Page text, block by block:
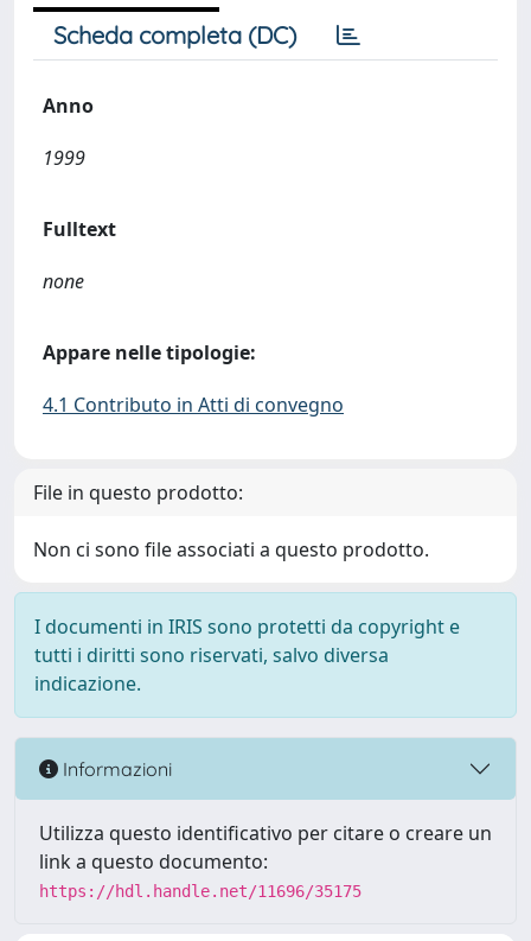
Scheda completa (DC)
Anno
1999
Fulltext
none
Appare nelle tipologie:
4.1 Contributo in Atti di convegno
File in questo prodotto:
Non ci sono file associati a questo prodotto.
I documenti in IRIS sono protetti da copyright e
tutti i diritti sono riservati, salvo diversa
indicazione.
Informazioni
Utilizza questo identificativo per citare o creare un
link a questo documento:
https://hdl.handle.net/11696/35175